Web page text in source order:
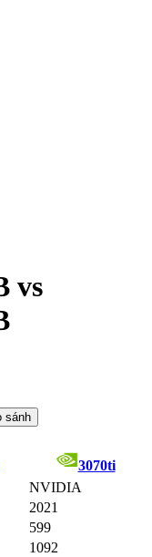
vs
sánh
3070ti
NVIDIA
2021
599
1092